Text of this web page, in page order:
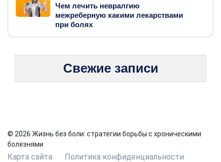
Чем лечить невралгию
межреберную какими лекарствами
при болях
Свежие записи
© 2026 Жизнь без боли: стратегии борьбы с хроническими
болезнями
Карта сайта
Политика конфиденциальности